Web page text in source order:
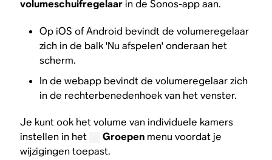
volumeschuifregelaarin de Sonos-app aan.
Op iOS of Android bevindt de volumeregelaar
zich in de balk 'Nu afspelen' onderaan het
scherm.
In de webapp bevindt de volumeregelaar zich
in de rechterbenedenhoek van het venster.
​Je kunt ook het volume van individuele kamers
instellen in het
Groepen menu voordat je
wijzigingen toepast.​